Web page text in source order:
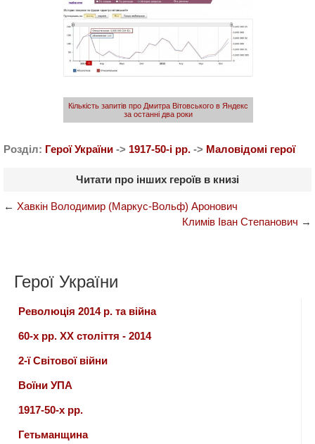
Кількість запитів про Дмитра Вітовського в Яндекс
за останні два роки
Розділ: Герої України -> 1917-50-i рр. -> Маловідомі герої
Читати про інших героїв в книзі
← Хавкін Володимир (Маркус-Вольф) Аронович
Климів Іван Степанович →
Герої України
Революція 2014 р. та війна
60-х рр. ХХ століття - 2014
2-ї Світової війни
Воїни УПА
1917-50-х рр.
Гетьманщина